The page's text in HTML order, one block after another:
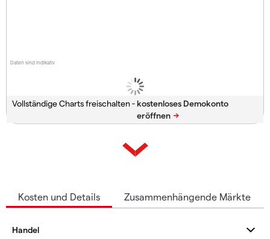
Daten sind indikativ
Vollständige Charts freischalten -
Kosten und Details Zusammenhängende Märkte